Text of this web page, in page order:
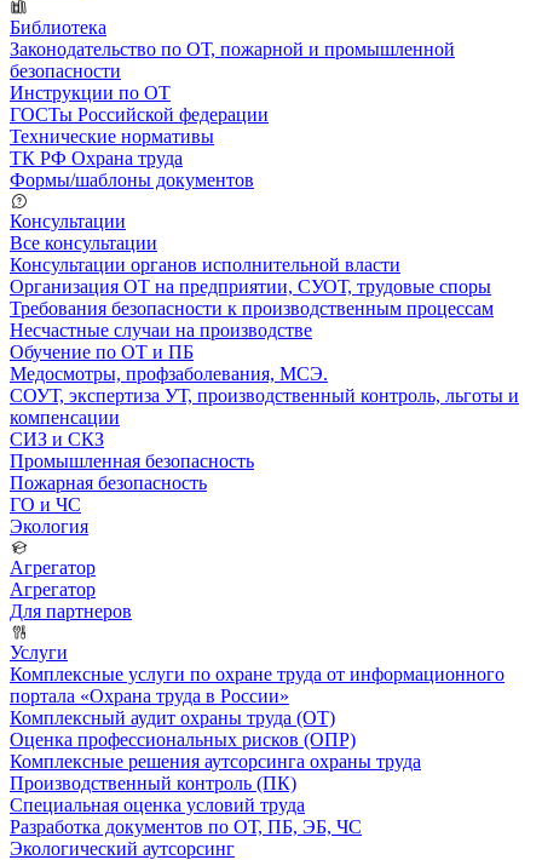
Библиотека
Законодательство по ОТ, пожарной и промышленной
безопасности
Инструкции по ОТ
ГОСТы Российской федерации
Технические нормативы
ТК РФ Охрана труда
Формы/шаблоны документов
Консультации
Все консультации
Консультации органов исполнительной власти
Организация ОТ на предприятии, СУОТ, трудовые споры
Требования безопасности к производственным процессам
Несчастные случаи на производстве
Обучение по ОТ и ПБ
Медосмотры, профзаболевания, МСЭ.
СОУТ, экспертиза УТ, производственный контроль, льготы и
компенсации
СИЗ и СКЗ
Промышленная безопасность
Пожарная безопасность
ГО и ЧС
Экология
Агрегатор
Агрегатор
Для партнеров
Услуги
Комплексные услуги по охране труда от информационного
портала «Охрана труда в России»
Комплексный аудит охраны труда (ОТ)
Оценка профессиональных рисков (ОПР)
Комплексные решения аутсорсинга охраны труда
Производственный контроль (ПК)
Специальная оценка условий труда
Разработка документов по ОТ, ПБ, ЭБ, ЧС
Экологический аутсорсинг